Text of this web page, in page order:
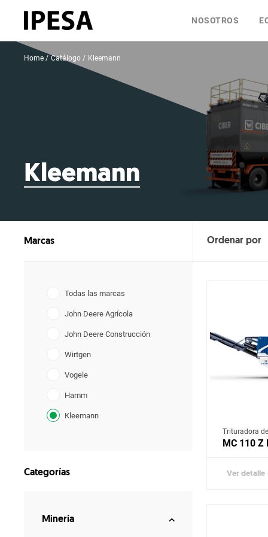
NOSOTROS
Home Catálogo Kleemann
Kleemann
Marcas
Todas las marcas
John Deere Agrícola
John Deere Construcción
Wirtgen
Vogele
Hamm
Kleemann
Aksa
Terramac
Categorías
Minería
Trituradora
MC 110 Z
Ver detalle